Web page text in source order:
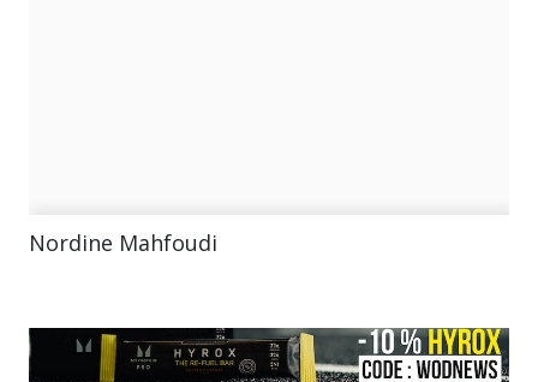
Nordine Mahfoudi